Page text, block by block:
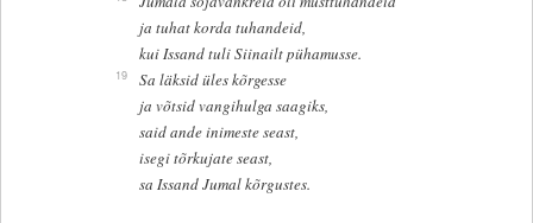
ja tuhat korda tuhandeid,
kui Issand tuli Siinailt pühamusse.
19
Sa läksid üles kõrgesse
ja võtsid vangihulga saagiks,
said ande inimeste seast,
isegi tõrkujate seast,
sa Issand Jumal kõrgustes.